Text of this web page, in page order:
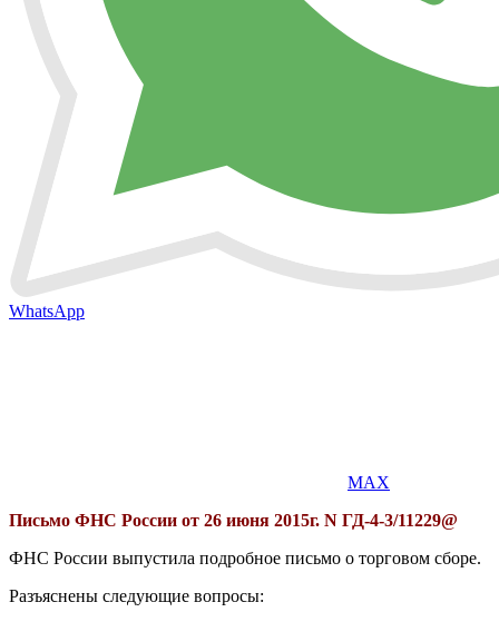
WhatsApp
MAX
Письмо ФНС России от 26 июня 2015г. N ГД-4-3/11229@
ФНС России выпустила подробное письмо о торговом сборе.
Разъяснены следующие вопросы: